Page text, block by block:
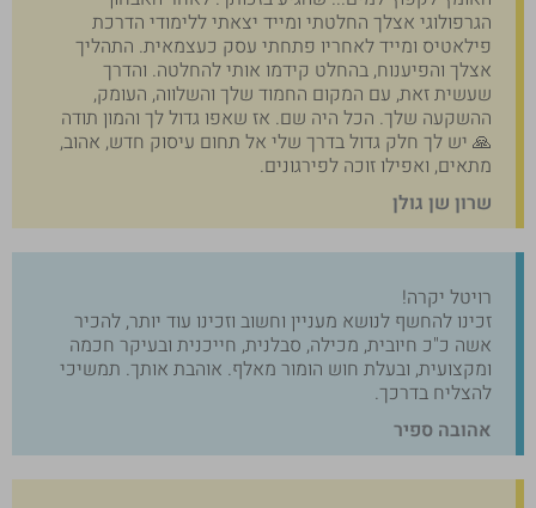
הגרפולוגי אצלך החלטתי ומייד יצאתי ללימודי הדרכת
פילאטיס ומייד לאחריו פתחתי עסק כעצמאית. התהליך
אצלך והפיענוח, בהחלט קידמו אותי להחלטה. והדרך
שעשית זאת, עם המקום החמוד שלך והשלווה, העומק,
ההשקעה שלך. הכל היה שם. אז שאפו גדול לך והמון תודה
🙏 יש לך חלק גדול בדרך שלי אל תחום עיסוק חדש, אהוב,
מתאים, ואפילו זוכה לפירגונים.
שרון שן גולן
רויטל יקרה!
זכינו להחשף לנושא מעניין וחשוב וזכינו עוד יותר, להכיר
אשה כ"כ חיובית, מכילה, סבלנית, חייכנית ובעיקר חכמה
ומקצועית, ובעלת חוש הומור מאלף. אוהבת אותך. תמשיכי
להצליח בדרכך.
אהובה ספיר